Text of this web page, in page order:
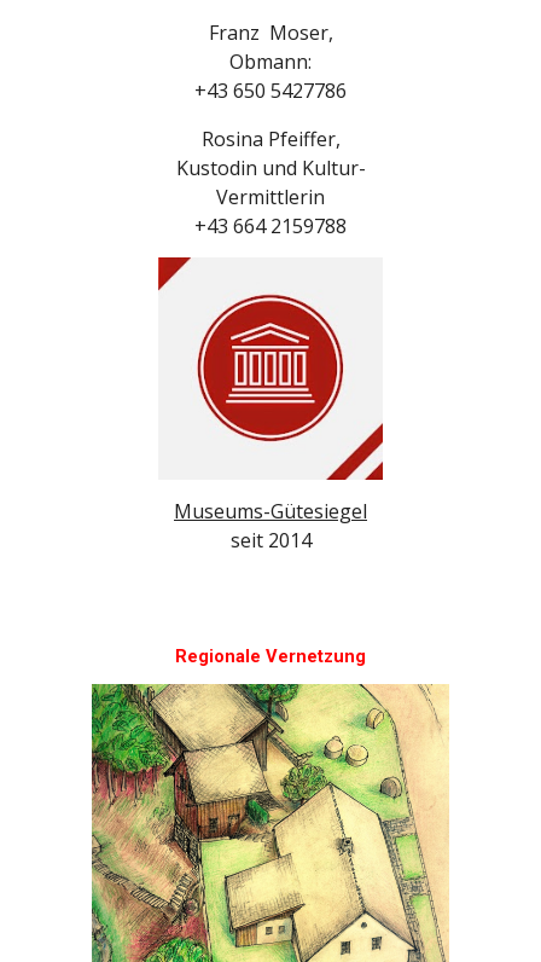
Franz Moser,
Obmann:
+43 650 5427786
Rosina Pfeiffer,
Kustodin und Kultur-
Vermittlerin
+43 664 2159788
Museums-Gütesiegel
seit 2014
Regionale Vernetzung